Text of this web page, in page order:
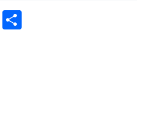
Twitter